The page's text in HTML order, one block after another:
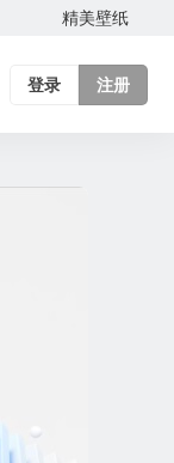
精美壁纸
登录 注册